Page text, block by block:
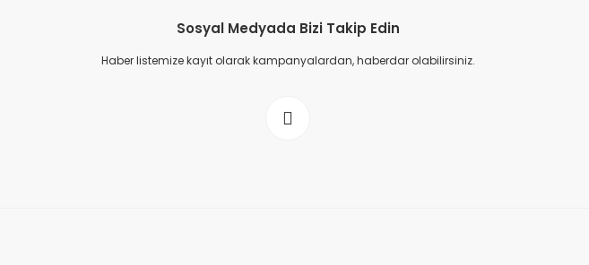
Sosyal Medyada Bizi Takip Edin
Haber listemize kayıt olarak kampanyalardan, haberdar olabilirsiniz.